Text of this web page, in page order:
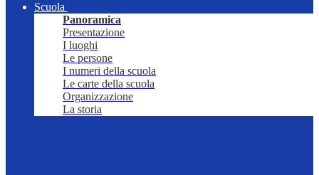
Scuola
Panoramica
Presentazione
I luoghi
Le persone
I numeri della scuola
Le carte della scuola
Organizzazione
La storia